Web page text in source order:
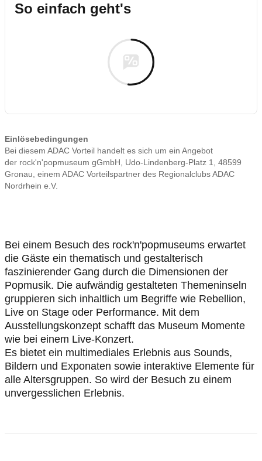
So einfach geht's
Einlösebedingungen
Bei diesem ADAC Vorteil handelt es sich um ein Angebot
der rock'n'popmuseum gGmbH, Udo-Lindenberg-Platz 1, 48599
Gronau, einem ADAC Vorteilspartner des Regionalclubs ADAC
Nordrhein e.V.
Bei einem Besuch des rock'n'popmuseums erwartet
die Gäste ein thematisch und gestalterisch
faszinierender Gang durch die Dimensionen der
Popmusik. Die aufwändig gestalteten Themeninseln
gruppieren sich inhaltlich um Begriffe wie Rebellion,
Live on Stage oder Performance. Mit dem
Ausstellungskonzept schafft das Museum Momente
wie bei einem Live-Konzert.
Es bietet ein multimediales Erlebnis aus Sounds,
Bildern und Exponaten sowie interaktive Elemente für
alle Altersgruppen. So wird der Besuch zu einem
unvergesslichen Erlebnis.